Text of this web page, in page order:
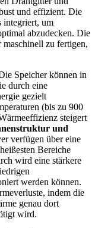
und effizient. Die
integriert, um
abzudecken. Die
zu fertigen,
Speicher können in
durch eine
gezielt
(bis zu 900
steigert
und
verfügen über eine
Bereiche
wird eine stärkere
werden können.
indem die
genau dort
wird.